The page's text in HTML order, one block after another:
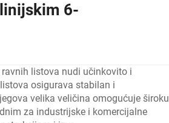
6-
listova nudi učinkovito i
osigurava stabilan i
velika veličina omogućuje široku
za industrijske i komercijalne